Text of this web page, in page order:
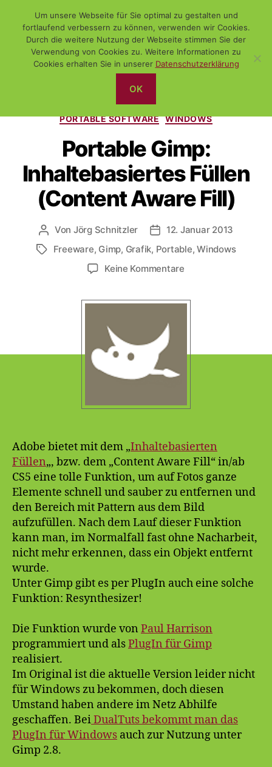
WiSch
Kategorien
(FREE-) SOFTWARE FUNDSTÜCK
PORTABLE SOFTWARE WINDOWS
Portable Gimp:
Inhaltebasiertes Füllen
(Content Aware Fill)
Beitragsautor
Von Jörg Schnitzler Veröffentlichungsdatum
12. Januar 2013
Schlagwörter
Freeware, Gimp, Grafik, Portable,Windows
Keine Kommentarezu
Adobe bietet mit dem „Inhaltebasierten
Füllen„, bzw. dem „Content Aware Fill“ in/ab
CS5 eine tolle Funktion, um auf Fotos ganze
Elemente schnell und sauber zu entfernen und
den Bereich mit Pattern aus dem Bild
aufzufüllen. Nach dem Lauf dieser Funktion
kann man, im Normalfall fast ohne Nacharbeit,
nicht mehr erkennen, dass ein Objekt entfernt
wurde.
Unter Gimp gibt es per PlugIn auch eine solche
Funktion: Resynthesizer!
Die Funktion wurde von Paul Harrison
programmiert und alsPlugIn für Gimp
realisiert.
Im Original ist die aktuelle Version leider nicht
für Windows zu bekommen, doch diesen
Umstand haben andere im Netz Abhilfe
geschaffen. BeiDualTuts bekommt man das
PlugIn für Windows auch zur Nutzung unter
Gimp 2.8.
Um unsere Webseite für Sie optimal zu gestalten und
fortlaufend verbessern zu können, verwenden wir Cookies.
Durch die weitere Nutzung der Webseite stimmen Sie der
Verwendung von Cookies zu. Weitere Informationen zu
Cookies erhalten Sie in unserer Datenschutzerklärung
OK